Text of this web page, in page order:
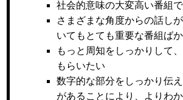
社会的意味の大変高い番組
さまざまな角度からの話し
いてもとても重要な番組ば
もっと周知をしっかりして
もらいたい
数字的な部分をしっかり伝
があることにより、よりわ